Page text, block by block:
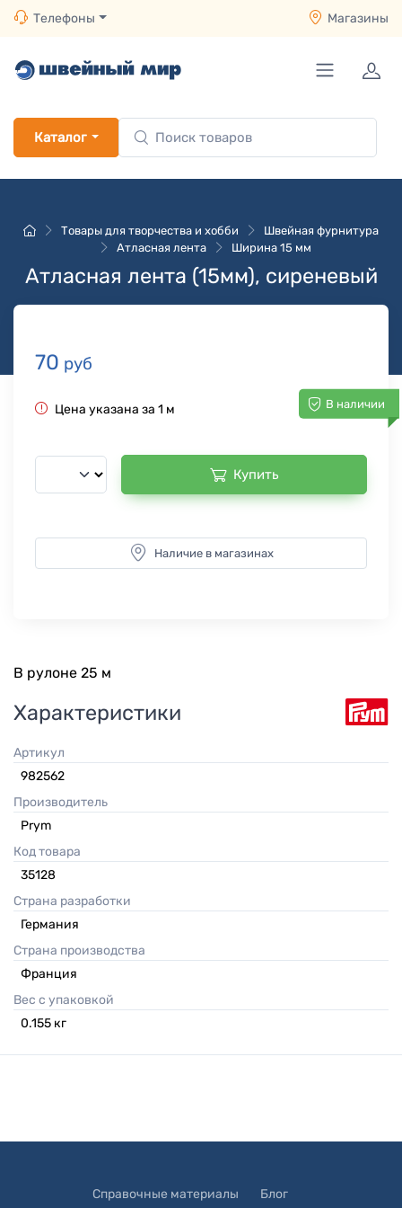
Телефоны Магазины
Каталог
Товары для творчества и хобби
Швейная фурнитура
Атласная лента
Ширина 15 мм
Атласная лента (15мм), сиреневый
70 руб
В наличии
Цена указана за 1 м
Купить
Наличие в магазинах
В рулоне 25 м
Характеристики
Артикул
982562
Производитель
Prym
Код товара
35128
Страна разработки
Германия
Страна производства
Франция
Вес с упаковкой
0.155 кг
Справочные материалы Блог